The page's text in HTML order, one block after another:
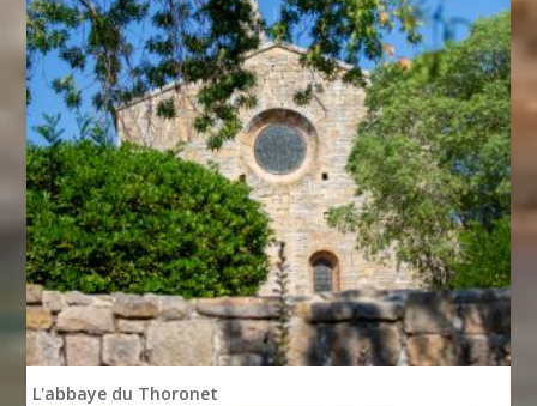
L'abbaye du Thoronet